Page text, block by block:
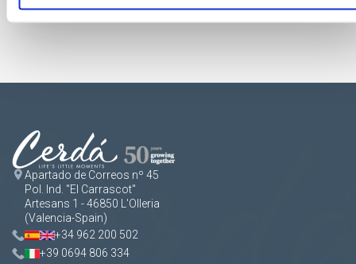
Apartado de Correos nº 45
Pol. Ind. "El Carrascot"
Artesans 1 - 46850 L'Olleria
(Valencia-Spain)
+34 962 200 502
+39 0694 806 334